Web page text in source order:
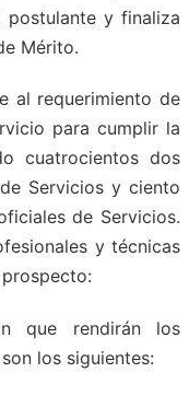
y finaliza
Mérito.
al requerimiento de
para cumplir la
cuatrocientos dos
Servicios y ciento
de Servicios.
y técnicas
que rendirán los
los siguientes: